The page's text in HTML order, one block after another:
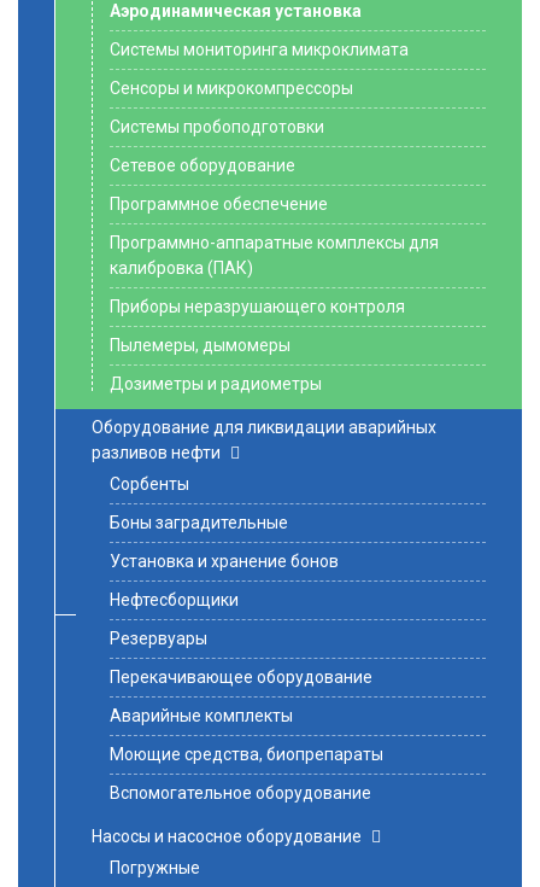
Аэродинамическая установка
Системы мониторинга микроклимата
Сенсоры и микрокомпрессоры
Системы пробоподготовки
Сетевое оборудование
Программное обеспечение
Программно-аппаратные комплексы для
калибровка (ПАК)
Приборы неразрушающего контроля
Пылемеры, дымомеры
Дозиметры и радиометры
Оборудование для ликвидации аварийных
разливов нефти
Сорбенты
Боны заградительные
Установка и хранение бонов
Нефтесборщики
Резервуары
Перекачивающее оборудование
Аварийные комплекты
Моющие средства, биопрепараты
Вспомогательное оборудование
Насосы и насосное оборудование
Погружные